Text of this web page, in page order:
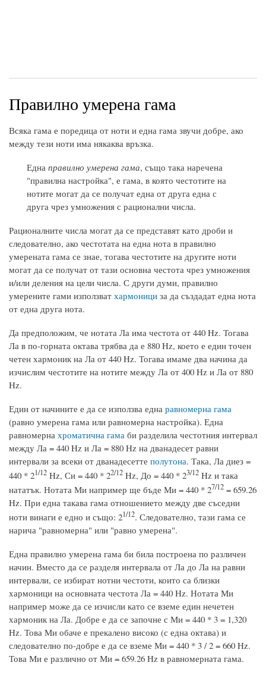
Правилно умерена гама
Всяка гама е поредица от ноти и една гама звучи добре, ако
между тези ноти има някаква връзка.
Една правилно умерена гама, също така наречена
"правилна настройка", е гама, в която честотите на
нотите могат да се получат една от друга една с
друга чрез умножения с рационални числа.
Рационалните числа могат да се представят като дроби и
следователно, ако честотата на една нота в правилно
умерената гама се знае, тогава честотите на другите ноти
могат да се получат от тази основна честота чрез умножения
и/или деления на цели числа. С други думи, правилно
умерените гами използват хармоници за да създадат една нота
от една друга нота.
Да предположим, че нотата Ла има честота от 440 Hz. Тогава
Ла в по-горната октава трябва да е 880 Hz, което е един точен
четен хармоник на Ла от 440 Hz. Тогава имаме два начина да
изчислим честотите на нотите между Ла от 400 Hz и Ла от 880
Hz.
Един от начините е да се използва една равномерна гама
(равно умерена гама или равномерна настройка). Една
равномерна хроматична гама би разделила честотния интервал
между Ла = 440 Hz и Ла = 880 Hz на дванадесет равни
интервали за всеки от дванадесетте полутона. Така, Ла диез =
440 * 21/12 Hz, Си = 440 * 22/12 Hz, До = 440 * 23/12 Hz и така
нататък. Нотата Ми например ще бъде Ми = 440 * 27/12 = 659.26
Hz. При една такава гама отношението между две съседни
ноти винаги е едно и също: 21/12. Следователно, тази гама се
нарича "равномерна" или "равно умерена".
Една правилно умерена гама би била построена по различен
начин. Вместо да се разделя интервала от Ла до Ла на равни
интервали, се избират нотни честоти, които са близки
хармоници на основната честота Ла = 440 Hz. Нотата Ми
например може да се изчисли като се вземе един нечетен
хармоник на Ла. Добре е да се започне с Ми = 440 * 3 = 1,320
Hz. Това Ми обаче е прекалено високо (с една октава) и
следователно по-добре е да се вземе Ми = 440 * 3 / 2 = 660 Hz.
Това Ми е различно от Ми = 659.26 Hz в равномерната гама.